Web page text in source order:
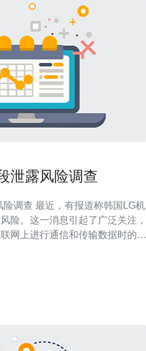
泄露风险调查
称韩国LG机
险。这一消息引起了广泛关注，
网上进行通信和传输数据时的重